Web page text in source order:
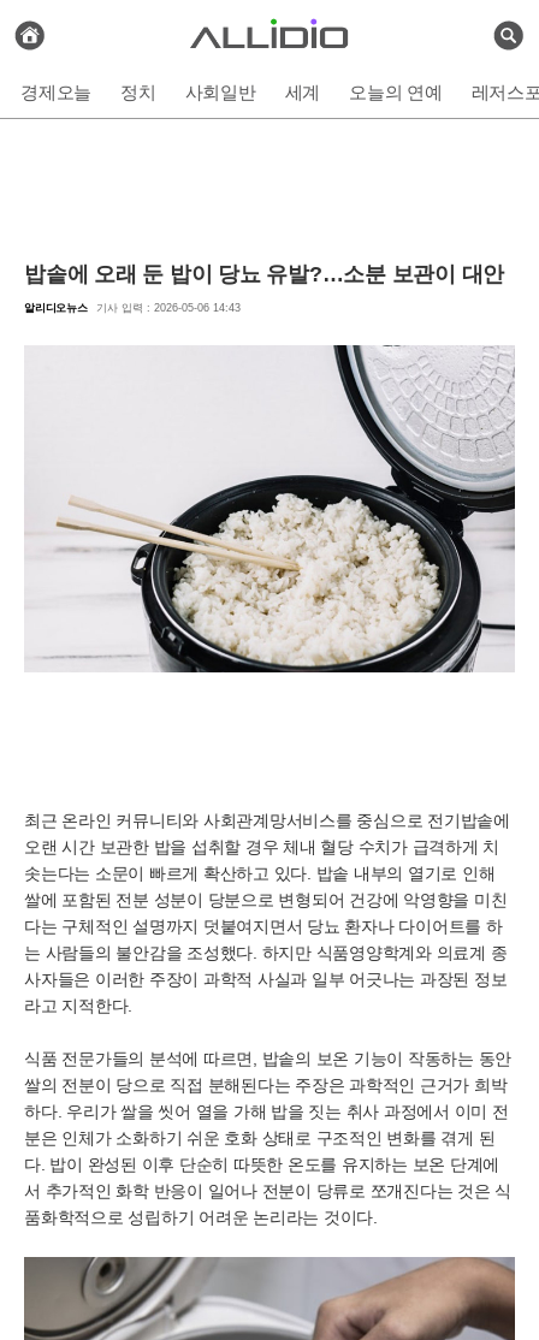
검
전
체
사
보
기
경제오늘 정치 사회일반 세계 오늘의 연예 레저스
밥솥에 오래 둔 밥이 당뇨 유발?…소분 보관이 대안
알리디오뉴스 기사 입력 : 2026-05-06 14:43
최근 온라인 커뮤니티와 사회관계망서비스를 중심으로 전기밥솥에
오랜 시간 보관한 밥을 섭취할 경우 체내 혈당 수치가 급격하게 치
솟는다는 소문이 빠르게 확산하고 있다. 밥솥 내부의 열기로 인해
쌀에 포함된 전분 성분이 당분으로 변형되어 건강에 악영향을 미친
다는 구체적인 설명까지 덧붙여지면서 당뇨 환자나 다이어트를 하
는 사람들의 불안감을 조성했다. 하지만 식품영양학계와 의료계 종
사자들은 이러한 주장이 과학적 사실과 일부 어긋나는 과장된 정보
라고 지적한다.
식품 전문가들의 분석에 따르면, 밥솥의 보온 기능이 작동하는 동안
쌀의 전분이 당으로 직접 분해된다는 주장은 과학적인 근거가 희박
하다. 우리가 쌀을 씻어 열을 가해 밥을 짓는 취사 과정에서 이미 전
분은 인체가 소화하기 쉬운 호화 상태로 구조적인 변화를 겪게 된
다. 밥이 완성된 이후 단순히 따뜻한 온도를 유지하는 보온 단계에
서 추가적인 화학 반응이 일어나 전분이 당류로 쪼개진다는 것은 식
품화학적으로 성립하기 어려운 논리라는 것이다.